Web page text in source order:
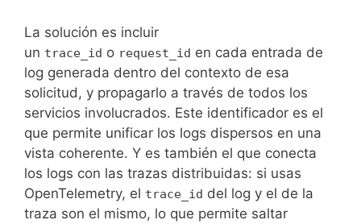
La solución es incluir
un trace_id o request_id en cada entrada de
log generada dentro del contexto de esa
solicitud, y propagarlo a través de todos los
servicios involucrados. Este identificador es el
que permite unificar los logs dispersos en una
vista coherente. Y es también el que conecta
los logs con las trazas distribuidas: si usas
OpenTelemetry, el trace_id del log y el de la
traza son el mismo, lo que permite saltar